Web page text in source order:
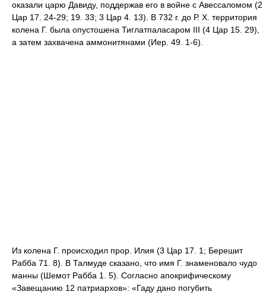
оказали царю Давиду, поддержав его в войне с Авессаломом (2
Цар 17. 24-29; 19. 33; 3 Цар 4. 13). В 732 г. до Р. Х. территория
колена Г. была опустошена Тиглатпаласаром III (4 Цар 15. 29),
а затем захвачена аммонитянами (Иер. 49. 1-6).
Из колена Г. происходил прор. Илия (3 Цар 17. 1; Берешит
Рабба 71. 8). В Талмуде сказано, что имя Г. знаменовало чудо
манны (Шемот Рабба 1. 5). Согласно апокрифическому
«Завещанию 12 патриархов»: «Гаду дано погубить